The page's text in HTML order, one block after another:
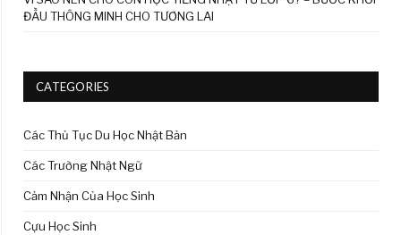
ĐẦU THÔNG MINH CHO TƯƠNG LAI
CATEGORIES
Các Thủ Tục Du Học Nhật Bản
Các Trường Nhật Ngữ
Cảm Nhận Của Học Sinh
Cựu Học Sinh